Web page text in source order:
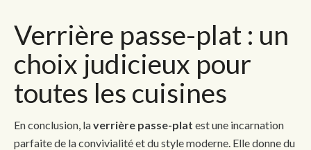
Verrière passe-plat : un
choix judicieux pour
toutes les cuisines
En conclusion, laverrière passe-plat est une incarnation
parfaite de la convivialité et du style moderne. Elle donne du